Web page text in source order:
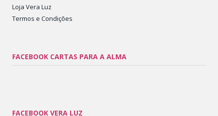
Loja Vera Luz
Termos e Condições
FACEBOOK CARTAS PARA A ALMA
FACEBOOK VERA LUZ